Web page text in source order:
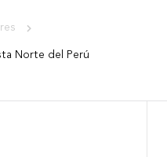
Norte del Perú